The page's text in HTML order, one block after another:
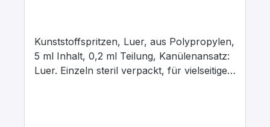
Kunststoffspritzen, Luer, aus Polypropylen,
5 ml Inhalt, 0,2 ml Teilung, Kanülenansatz:
Luer. Einzeln steril verpackt, für vielseitigen